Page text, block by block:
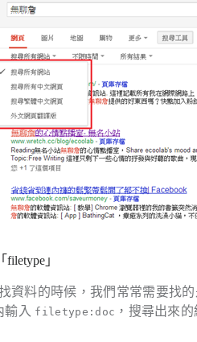
」
資料的時候，我們常常需要找
輸入 filetype:doc ，搜尋出來